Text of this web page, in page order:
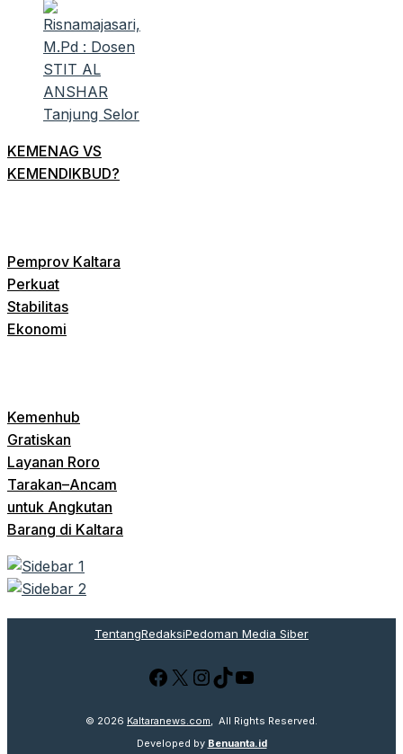
KEMENAG VS
KEMENDIKBUD?
Pemprov Kaltara
Perkuat
Stabilitas
Ekonomi
Kemenhub
Gratiskan
Layanan Roro
Tarakan–Ancam
untuk Angkutan
Barang di Kaltara
TentangRedaksiPedoman Media Siber
Facebook
X Instagram
TikTok
YouTube
© 2026 Kaltaranews.com , All Rights Reserved.
Developed by Benuanta.id